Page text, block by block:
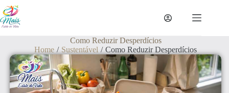
Como Reduzir Desperdícios
Home / Sustentável / Como Reduzir Desperdícios